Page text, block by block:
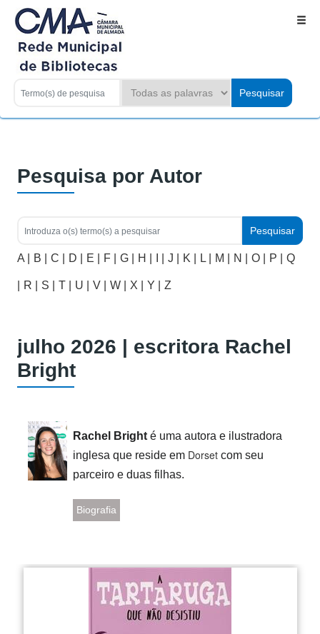
Pesquisa por Autor
A | B | C | D | E | F | G | H | J | K | L | M | N | O | P | Q
R | S | T | U | V | W | X | Y | Z
julho 2026 | escritora Rachel
Bright
Rachel Brighté uma autora e ilustradora
inglesa que reside em Dorsetcom seu
parceiro e duas filhas.
Biografia